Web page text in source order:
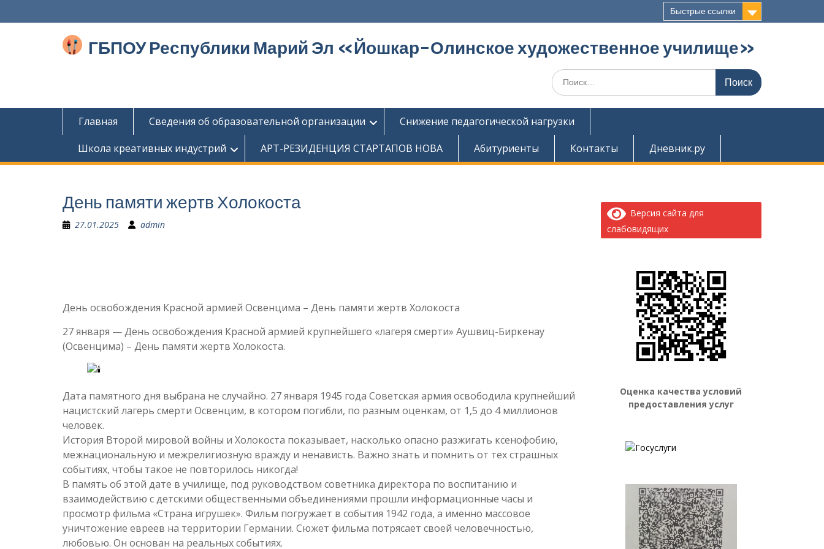
Быстрые ссылки
ГБПОУ Республики Марий Эл «Йошкар-Олинское художественное училище»
Поиск
по:
Главная Сведения об образовательной организации
Снижение педагогической нагрузки
Школа креативных индустрий
АРТ-РЕЗИДЕНЦИЯ СТАРТАПОВ НОВА Абитуриенты Контакты Дневник.ру
День памяти жертв Холокоста
27.01.2025 admin
День освобождения Красной армией Освенцима – День памяти жертв Холокоста
27 января — День освобождения Красной армией крупнейшего «лагеря смерти» Аушвиц-Биркенау
(Освенцима) – День памяти жертв Холокоста.
Дата памятного дня выбрана не случайно. 27 января 1945 года Советская армия освободила крупнейший
нацистский лагерь смерти Освенцим, в котором погибли, по разным оценкам, от 1,5 до 4 миллионов
человек.
История Второй мировой войны и Холокоста показывает, насколько опасно разжигать ксенофобию,
межнациональную и межрелигиозную вражду и ненависть. Важно знать и помнить от тех страшных
событиях, чтобы такое не повторилось никогда!
В память об этой дате в училище, под руководством советника директора по воспитанию и
взаимодействию с детскими общественными объединениями прошли информационные часы и
просмотр фильма «Страна игрушек». Фильм погружает в события 1942 года, а именно массовое
уничтожение евреев на территории Германии. Сюжет фильма потрясает своей человечностью,
любовью. Он основан на реальных событиях.
Версия сайта для
слабовидящих
Оценка качества условий
предоставления услуг